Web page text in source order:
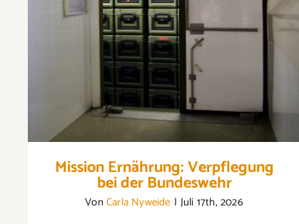
Mission Ernährung: Verpflegung bei der
Bundeswehr
Mission Ernährung: Verpflegung
bei der Bundeswehr
Von Carla Nyweide | Juli 17th, 2026